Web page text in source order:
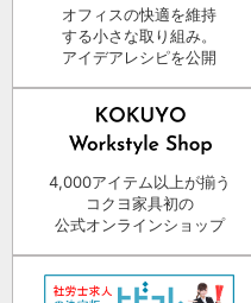
オフィスの快適を維持
する小さな取り組み。
アイデアレシピを公開
4,000アイテム以上が揃う
コクヨ家具初の
公式オンラインショップ